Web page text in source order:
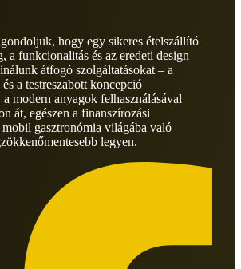
hogy egy sikeres ételszállító
a funkcionalitás és az eredeti design
átfogó szolgáltatásokat – a
a testreszabott koncepció
modern anyagok felhasználásával
át, egészen a finanszírozási
gasztronómia világába való
legyen.